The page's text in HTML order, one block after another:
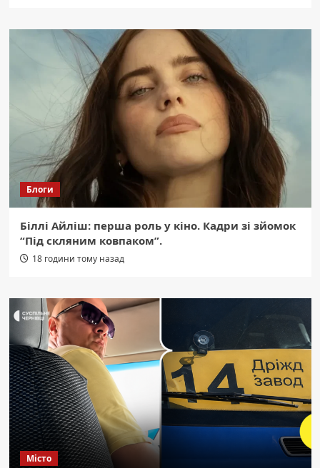
Блоги
Біллі Айліш: перша роль у кіно. Кадри зі зйомок
“Під скляним ковпаком”.
18 години тому назад
Місто